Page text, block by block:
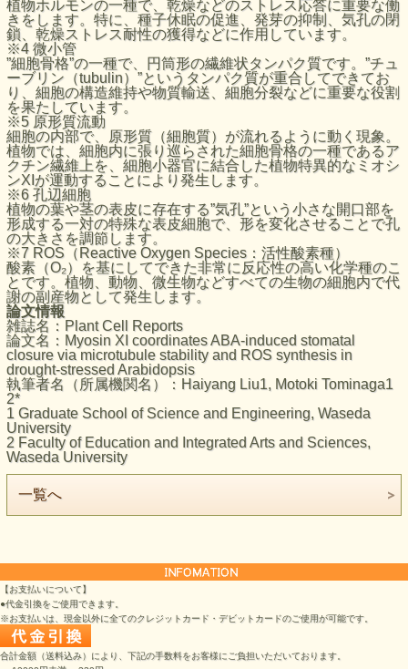
植物ホルモンの一種で、乾燥などのストレス応答に重要な働
きをします。特に、種子休眠の促進、発芽の抑制、気孔の閉
鎖、乾燥ストレス耐性の獲得などに作用しています。
※4 微小管
”細胞骨格”の一種で、円筒形の繊維状タンパク質です。”チュ
ーブリン（tubulin）”というタンパク質が重合してできてお
り、細胞の構造維持や物質輸送、細胞分裂などに重要な役割
を果たしています。
※5 原形質流動
細胞の内部で、原形質（細胞質）が流れるように動く現象。
植物では、細胞内に張り巡らされた細胞骨格の一種であるア
クチン繊維上を、細胞小器官に結合した植物特異的なミオシ
ンXIが運動することにより発生します。
※6 孔辺細胞
植物の葉や茎の表皮に存在する”気孔”という小さな開口部を
形成する一対の特殊な表皮細胞で、形を変化させることで孔
の大きさを調節します。
※7 ROS（Reactive Oxygen Species：活性酸素種）
酸素（O₂）を基にしてできた非常に反応性の高い化学種のこ
とです。植物、動物、微生物などすべての生物の細胞内で代
謝の副産物として発生します。
論文情報
雑誌名：Plant Cell Reports
論文名：Myosin XI coordinates ABA-induced stomatal
closure via microtubule stability and ROS synthesis in
drought-stressed Arabidopsis
執筆者名（所属機関名）：Haiyang Liu1, Motoki Tominaga1
2*
1 Graduate School of Science and Engineering, Waseda
University
2 Faculty of Education and Integrated Arts and Sciences,
Waseda University
一覧へ
【お支払いについて】
●代金引換をご使用できます。
※お支払いは、現金以外に全てのクレジットカード・デビットカードのご使用が可能です。
合計金額（送料込み）により、下記の手数料をお客様にご負担いただいております。